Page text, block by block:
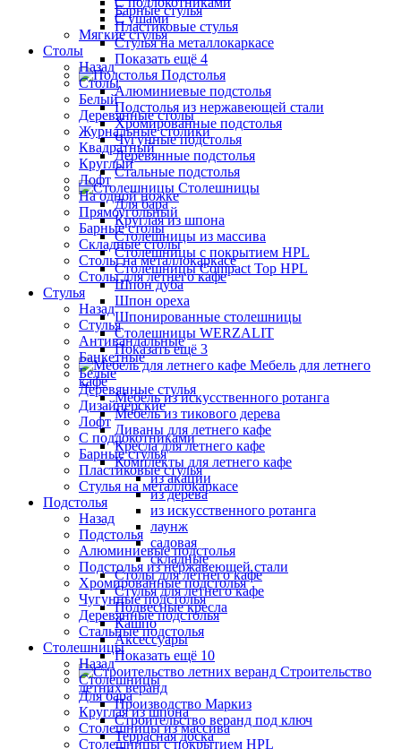
Барные стулья
Пластиковые стулья
Стулья на металлокаркасе
Показать ещё 4
Подстолья
Алюминиевые подстолья
Подстолья из нержавеющей стали
Хромированные подстолья
Чугунные подстолья
Деревянные подстолья
Стальные подстолья
Столешницы
Для бара
Круглая из шпона
Столешницы из массива
Столешницы с покрытием HPL
Столешницы Сompact Top HPL
Шпон дуба
Шпон ореха
Шпонированные столешницы
Столешницы WERZALIT
Показать ещё 3
Мебель для летнего
кафе
Мебель из искусственного ротанга
Мебель из тикового дерева
Диваны для летнего кафе
Кресла для летнего кафе
Комплекты для летнего кафе
из акации
из дерева
из искусственного ротанга
лаунж
садовая
складные
Столы для летнего кафе
Стулья для летнего кафе
Подвесные кресла
Кашпо
Аксессуары
Показать ещё 10
Строительство
летних веранд
Производство Маркиз
Строительство веранд под ключ
Террасная доска
С ушами
Мягкие стулья
Столы
Назад
Столы
Белый
Деревянные столы
Журнальные столики
Квадратный
Круглый
Лофт
На одной ножке
Прямоугольный
Барные столы
Складные столы
Столы на металлокаркасе
Столы для летнего кафе
Стулья
Назад
Стулья
Антивандальные
Банкетные
Белые
Деревянные стулья
Дизайнерские
Лофт
С подлокотниками
Барные стулья
Пластиковые стулья
Стулья на металлокаркасе
Подстолья
Назад
Подстолья
Алюминиевые подстолья
Подстолья из нержавеющей стали
Хромированные подстолья
Чугунные подстолья
Деревянные подстолья
Стальные подстолья
Столешницы
Назад
Столешницы
Для бара
Круглая из шпона
Столешницы из массива
Столешницы с покрытием HPL